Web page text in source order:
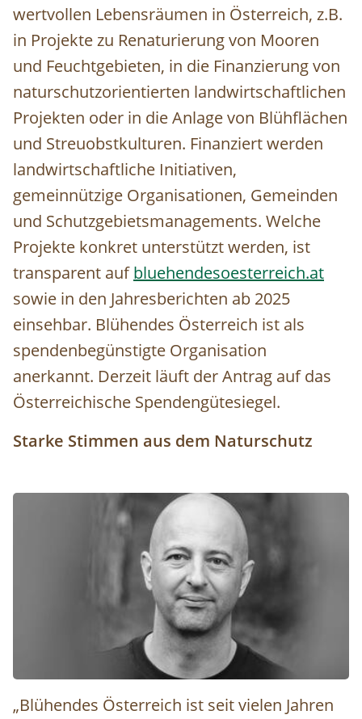
wertvollen Lebensräumen in Österreich, z.B.
in Projekte zu Renaturierung von Mooren
und Feuchtgebieten, in die Finanzierung von
naturschutzorientierten landwirtschaftlichen
Projekten oder in die Anlage von Blühflächen
und Streuobstkulturen. Finanziert werden
landwirtschaftliche Initiativen,
gemeinnützige Organisationen, Gemeinden
und Schutzgebietsmanagements. Welche
Projekte konkret unterstützt werden, ist
transparent aufbluehendesoesterreich.at
sowie in den Jahresberichten ab 2025
einsehbar. Blühendes Österreich ist als
spendenbegünstigte Organisation
anerkannt. Derzeit läuft der Antrag auf das
Österreichische Spendengütesiegel.
Starke Stimmen aus dem Naturschutz
Johannes Rüdisser © Maximilian Frey
„Blühendes Österreich ist seit vielen Jahren